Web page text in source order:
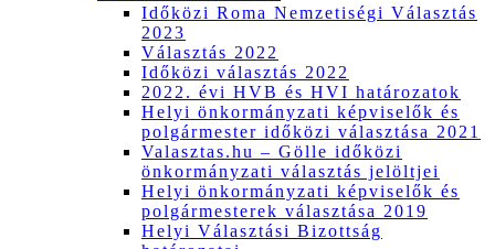
Időközi Roma Nemzetiségi Választás
2023
Választás 2022
Időközi választás 2022
2022. évi HVB és HVI határozatok
Helyi önkormányzati képviselők és
polgármester időközi választása 2021
Valasztas.hu – Gölle időközi
önkormányzati választás jelöltjei
Helyi önkormányzati képviselők és
polgármesterek választása 2019
Helyi Választási Bizottság